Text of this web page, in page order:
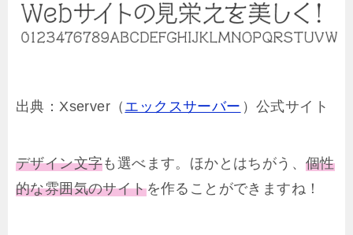
出典：Xserver（ エックスサーバー ）公式サイト
デザイン文字も選べます。ほかとはちがう、個性
的な雰囲気のサイトを作ることができますね！